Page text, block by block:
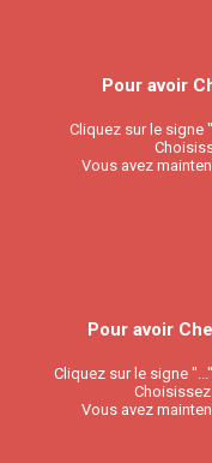
Pour avoir
Cliquez sur le signe
Vous avez
Pour avoir
Cliquez sur le signe
Vous avez